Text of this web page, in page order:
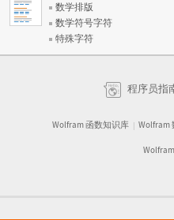
数学排版
数学符号字符
特殊字符
程序员指
Wolfram 函数知识库 | Wolfram